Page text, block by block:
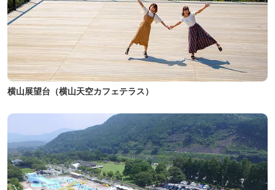
横山展望台（横山天空カフェテラス）